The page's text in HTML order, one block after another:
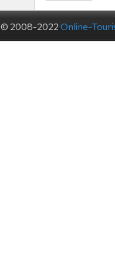
© 2008-2022 Online-